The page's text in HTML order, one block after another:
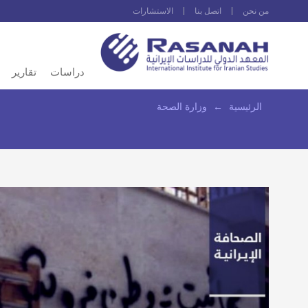
من نحن اتصل بنا الاستشارات
دراسات تقارير
الرئيسية ← وزارة الصحة